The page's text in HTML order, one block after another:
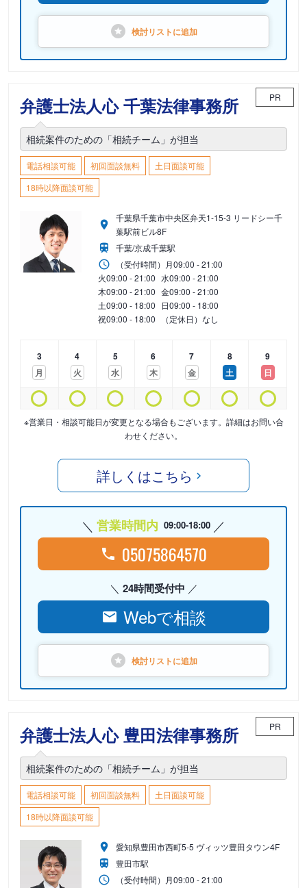
検討リストに追加
弁護士法人心 千葉法律事務所 PR
相続案件のための「相続チーム」が担当
電話相談可能 初回面談無料
土日面談可能
18時以降面談可能
千葉県千葉市中央区弁天1-15-3 リードシー千
葉駅前ビル8F
千葉/京成千葉駅
（受付時間） 月09:00 - 21:00
火09:00 - 21:00 水09:00 - 21:00
木09:00 - 21:00 金09:00 - 21:00
土09:00 - 18:00 日09:00 - 18:00
祝09:00 - 18:00 （定休日）なし
3
月
4
火
5
水
6
木
7
金
8
土
9
日
※営業日・相談可能日が変更となる場合もございます。詳細はお問い合
わせください。
詳しくはこちら
営業時間内 09:00-18:00
05075864570
24時間受付中
Webで相談
検討リストに追加
弁護士法人心 豊田法律事務所 PR
相続案件のための「相続チーム」が担当
電話相談可能 初回面談無料
土日面談可能
18時以降面談可能
愛知県豊田市西町5-5 ヴィッツ豊田タウン4F
豊田市駅
（受付時間） 月09:00 - 21:00